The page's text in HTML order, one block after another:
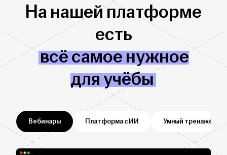
На нашей платформе
есть
всё самое нужное
для учёбы
Вебинары Платформа с ИИ Умный тренажёр